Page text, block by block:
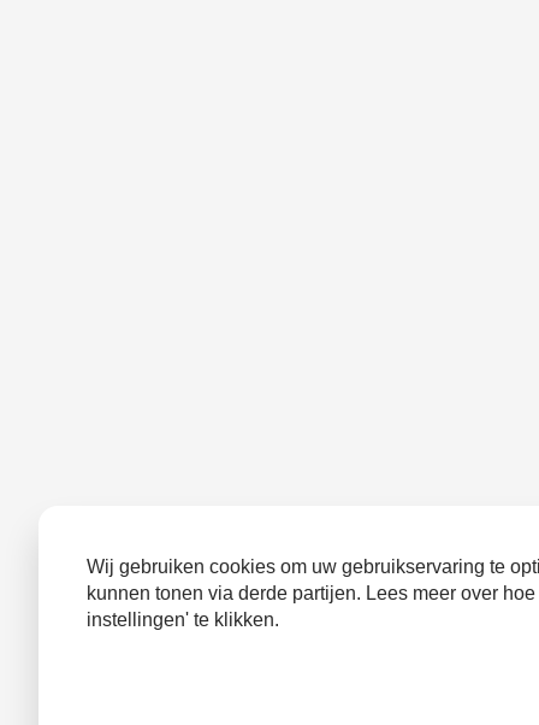
Wij gebruiken cookies om uw gebruikservaring te
kunnen tonen via derde partijen. Lees meer over
instellingen' te klikken.